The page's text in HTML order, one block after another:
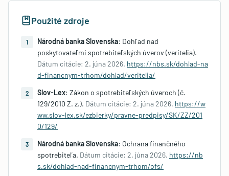
Použité zdroje
1 Národná banka Slovenska: Dohľad nad
poskytovateľmi spotrebiteľských úverov (veritelia).
Dátum citácie: 2. júna 2026. https://nbs.sk/dohlad-na
d-financnym-trhom/dohlad/veritelia/
2 Slov-Lex: Zákon o spotrebiteľských úveroch (č.
129/2010 Z. z.). Dátum citácie: 2. júna 2026. https://w
ww.slov-lex.sk/ezbierky/pravne-predpisy/SK/ZZ/201
0/129/
3 Národná banka Slovenska: Ochrana finančného
spotrebiteľa. Dátum citácie: 2. júna 2026. https://nb
s.sk/dohlad-nad-financnym-trhom/ofs/